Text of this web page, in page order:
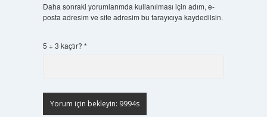
Daha sonraki yorumlarımda kullanılması için adım, e-
posta adresim ve site adresim bu tarayıcıya kaydedilsin.
5 + 3 kaçtır? *